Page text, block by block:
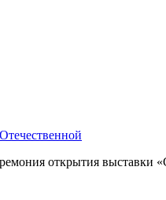
открытия выставки